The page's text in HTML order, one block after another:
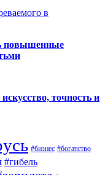
в
повышенные
точность и
#бизнес #богатство
#гибель